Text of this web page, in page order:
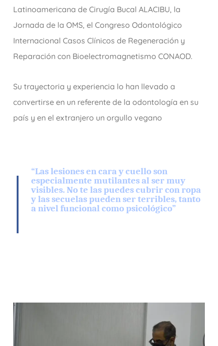
Latinoamericana de Cirugía Bucal ALACIBU, la
Jornada de la OMS, el Congreso Odontológico
Internacional Casos Clínicos de Regeneración y
Reparación con Bioelectromagnetismo CONAOD.
Su trayectoria y experiencia lo han llevado a
convertirse en un referente de la odontología en su
país y en el extranjero un orgullo vegano
|
“Las lesiones en cara y cuello son
especialmente mutilantes al ser muy
visibles. No te las puedes cubrir con ropa
y las secuelas pueden ser terribles, tanto
a nivel funcional como psicológico”